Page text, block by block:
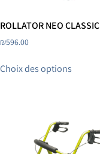
ROLLATOR NEO CLASSIC
₪596.00
Choix des options